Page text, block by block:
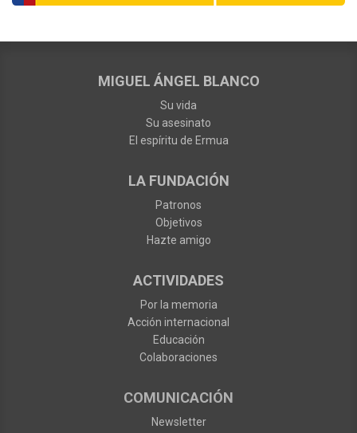
MIGUEL ÁNGEL BLANCO
Su vida
Su asesinato
El espíritu de Ermua
LA FUNDACIÓN
Patronos
Objetivos
Hazte amigo
ACTIVIDADES
Por la memoria
Acción internacional
Educación
Colaboraciones
COMUNICACIÓN
Newsletter